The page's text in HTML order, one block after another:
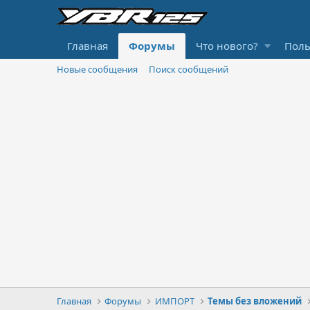
Главная Форумы Что нового?
Новые сообщения Поиск сообщений
Главная Форумы ИМПОРТ Темы без вложений